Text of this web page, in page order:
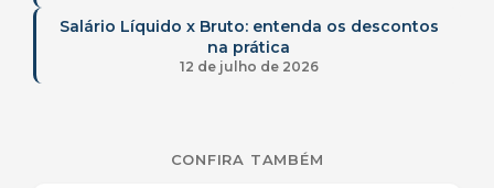
Salário Líquido x Bruto: entenda os descontos
na prática
12 de julho de 2026
CONFIRA TAMBÉM